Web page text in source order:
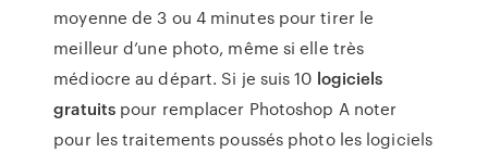
moyenne de 3 ou 4 minutes pour tirer le
meilleur d’une photo, même si elle très
médiocre au départ. Si je suis 10 logiciels
gratuits pour remplacer Photoshop A noter
pour les traitements poussés photo les logiciels